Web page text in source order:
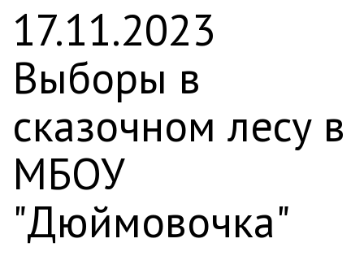
17.11.2023
Выборы в
сказочном лесу в
МБОУ
"Дюймовочка"